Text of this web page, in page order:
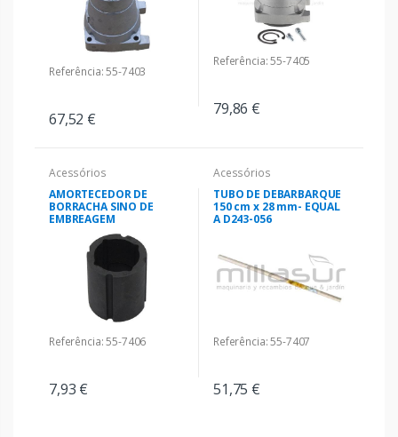
Referência: 55-7403
67,52 €
Referência: 55-7405
79,86 €
Acessórios
AMORTECEDOR DE
BORRACHA SINO DE
EMBREAGEM
Referência: 55-7406
7,93 €
Acessórios
TUBO DE DEBARBARQUE
150 cm x 28 mm- EQUAL
A D243-056
Referência: 55-7407
51,75 €